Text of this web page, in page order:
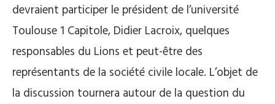
devraient participer le président de l’université
Toulouse 1 Capitole, Didier Lacroix, quelques
responsables du Lions et peut-être des
représentants de la société civile locale. L’objet de
la discussion tournera autour de la question du